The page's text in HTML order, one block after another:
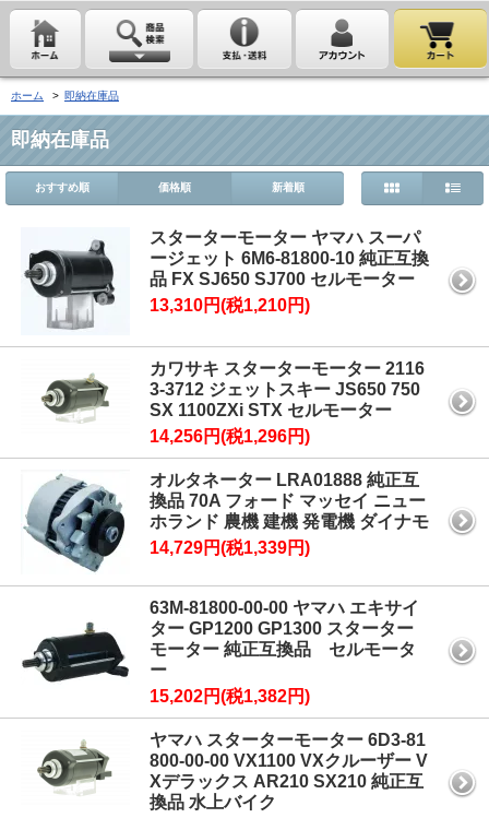
ホーム > 即納在庫品
即納在庫品
おすすめ順 価格順 新着順
スターターモーター ヤマハ スーパ
ージェット 6M6-81800-10 純正互換
品 FX SJ650 SJ700 セルモーター
13,310円(税1,210円)
カワサキ スターターモーター 2116
3-3712 ジェットスキー JS650 750
SX 1100ZXi STX セルモーター
14,256円(税1,296円)
オルタネーター LRA01888 純正互
換品 70A フォード マッセイ ニュー
ホランド 農機 建機 発電機 ダイナモ
14,729円(税1,339円)
63M-81800-00-00 ヤマハ エキサイ
ター GP1200 GP1300 スターター
モーター 純正互換品 セルモータ
ー
15,202円(税1,382円)
ヤマハ スターターモーター 6D3-81
800-00-00 VX1100 VXクルーザー V
Xデラックス AR210 SX210 純正互
換品 水上バイク